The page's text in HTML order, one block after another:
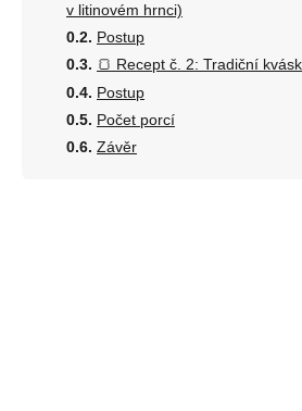
v litinovém hrnci)
Postup
🍞 Recept č. 2: Tradiční
Postup
Počet porcí
Závěr